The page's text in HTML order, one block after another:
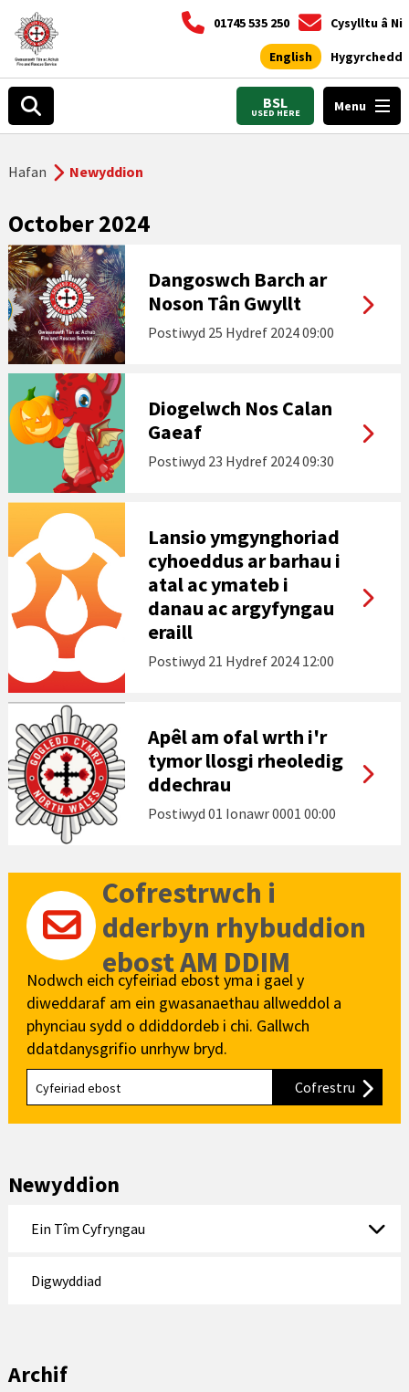
01745 535 250 Cysylltu â Ni
English Hygyrchedd
BSL
USED HERE Menu
Hafan Newyddion
October 2024
Dangoswch Barch ar
Noson Tân Gwyllt
Postiwyd 25 Hydref 2024 09:00
Diogelwch Nos Calan
Gaeaf
Postiwyd 23 Hydref 2024 09:30
Lansio ymgynghoriad
cyhoeddus ar barhau i
atal ac ymateb i
danau ac argyfyngau
eraill
Postiwyd 21 Hydref 2024 12:00
Apêl am ofal wrth i'r
tymor llosgi rheoledig
ddechrau
Postiwyd 01 Ionawr 0001 00:00
Cofrestrwch i
dderbyn rhybuddion
ebost AM DDIM
Nodwch eich cyfeiriad ebost yma i gael y
diweddaraf am ein gwasanaethau allweddol a
phynciau sydd o ddiddordeb i chi. Gallwch
ddatdanysgrifio unrhyw bryd.
Cofrestru i'n
Newyddion
Ein Tîm Cyfryngau
Digwyddiad
Archif